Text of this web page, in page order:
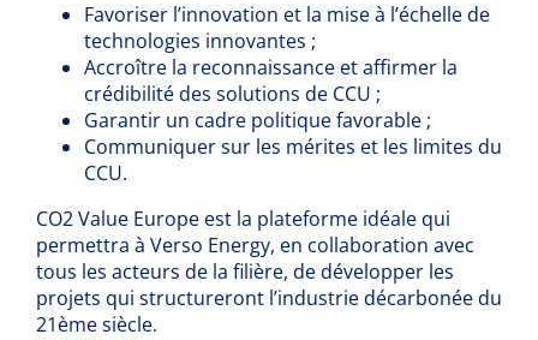
Favoriser l’innovation et la mise à l’échelle de
technologies innovantes ;
Accroître la reconnaissance et affirmer la
crédibilité des solutions de CCU ;
Garantir un cadre politique favorable ;
Communiquer sur les mérites et les limites du
CCU.
CO2 Value Europe est la plateforme idéale qui
permettra à Verso Energy, en collaboration avec
tous les acteurs de la filière, de développer les
projets qui structureront l’industrie décarbonée du
21ème siècle.